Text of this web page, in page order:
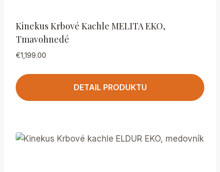
Kinekus Krbové Kachle MELITA EKO,
Tmavohnedé
€1,199.00
DETAIL PRODUKTU